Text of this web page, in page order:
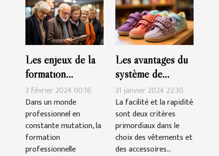
Les enjeux de la
formation
professionnelle
pour les seniors
3 février 2024 00:16
Dans un monde
professionnel en
constante mutation, la
formation
professionnelle
Les avantages du
système de
fermeture à
scratch pour les
chaussures des
filles
31 janvier 2024 22:30
La facilité et la rapidité
sont deux critères
primordiaux dans le
choix des vêtements et
des accessoires...